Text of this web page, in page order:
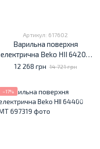
Артикул: 617602
Варильна поверхня
електрична Beko HII 64200
FMT
12 268 грн 14 721 грн
−17%